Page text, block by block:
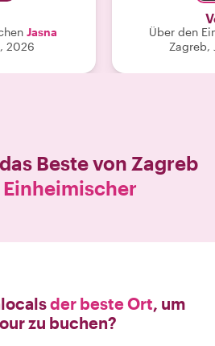
gute Lokal
Sehr
ist sehr
Vielen
"
Jasna
2026
Über den
Zagreb,
Beste von Zagreb
der beste Ort, um
zu buchen?